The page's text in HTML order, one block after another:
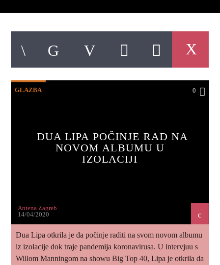
GLAZBA 0
DUA LIPA POČINJE RAD NA
NOVOM ALBUMU U
IZOLACIJI
Antena Zagreb
14/04/2020
Dua Lipa otkrila je da počinje raditi na svom novom albumu
iz izolacije dok traje pandemija koronavirusa. U intervjuu s
Willom Manningom na showu Big Top 40, Lipa je otkrila da